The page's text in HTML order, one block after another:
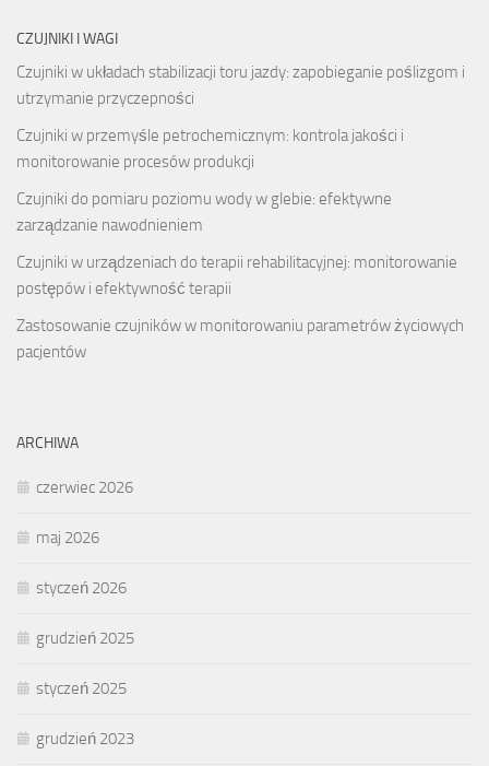
CZUJNIKI I WAGI
Czujniki w układach stabilizacji toru jazdy: zapobieganie poślizgom i
utrzymanie przyczepności
Czujniki w przemyśle petrochemicznym: kontrola jakości i
monitorowanie procesów produkcji
Czujniki do pomiaru poziomu wody w glebie: efektywne
zarządzanie nawodnieniem
Czujniki w urządzeniach do terapii rehabilitacyjnej: monitorowanie
postępów i efektywność terapii
Zastosowanie czujników w monitorowaniu parametrów życiowych
pacjentów
ARCHIWA
czerwiec 2026
maj 2026
styczeń 2026
grudzień 2025
styczeń 2025
grudzień 2023